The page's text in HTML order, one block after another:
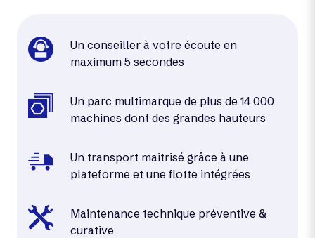
Un conseiller à votre écoute en
maximum 5 secondes
Un parc multimarque de plus de 14 000
machines dont des grandes hauteurs
Un transport maitrisé grâce à une
plateforme et une flotte intégrées
Maintenance technique préventive &
curative